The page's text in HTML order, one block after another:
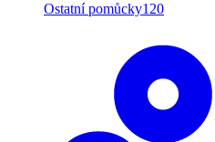
Ostatní pomůcky120